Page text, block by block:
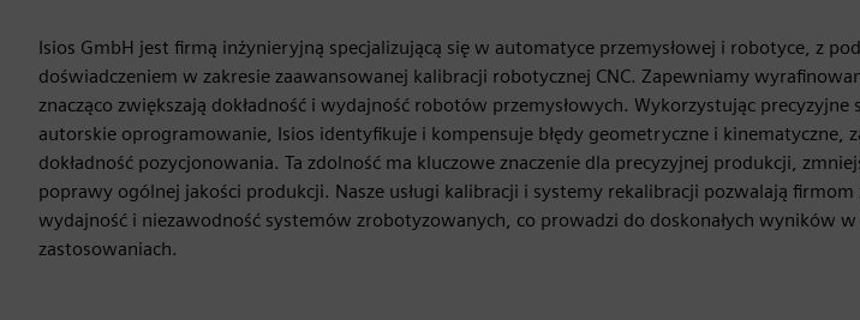
Isios GmbH jest firmą inżynieryjną specjalizującą się w automatyce przemysłowej i robotyce, z
doświadczeniem w zakresie zaawansowanej kalibracji robotycznej CNC. Zapewniamy
znacząco zwiększają dokładność i wydajność robotów przemysłowych. Wykorzystując
autorskie oprogramowanie, Isios identyfikuje i kompensuje błędy geometryczne i kinematyczne,
dokładność pozycjonowania. Ta zdolność ma kluczowe znaczenie dla precyzyjnej produkcji,
poprawy ogólnej jakości produkcji. Nasze usługi kalibracji i systemy rekalibracji pozwalają
wydajność i niezawodność systemów zrobotyzowanych, co prowadzi do doskonałych wyników
zastosowaniach.